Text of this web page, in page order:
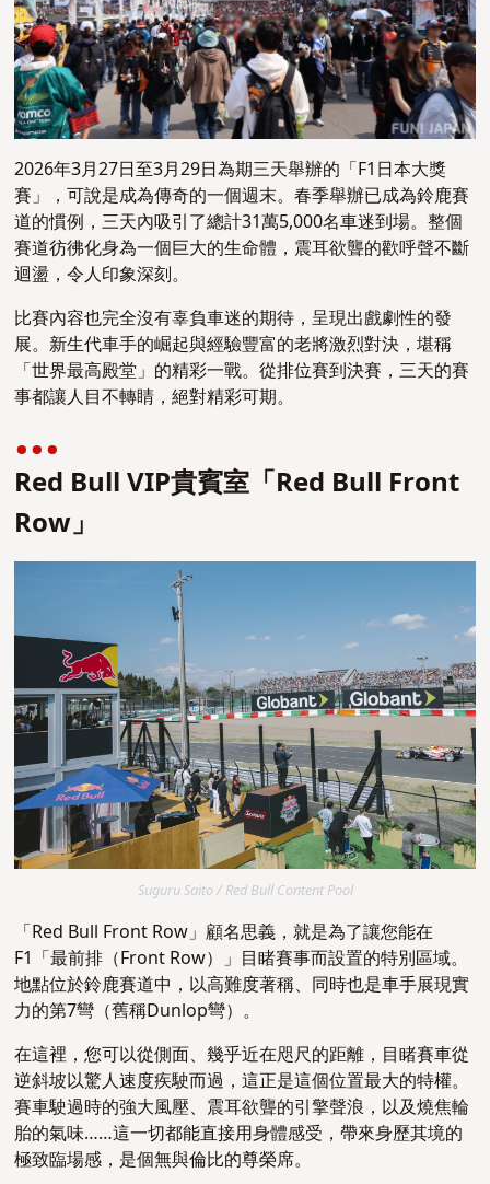
2026年3月27日至3月29日為期三天舉辦的「F1日本大獎
賽」，可說是成為傳奇的一個週末。春季舉辦已成為鈴鹿賽
道的慣例，三天內吸引了總計31萬5,000名車迷到場。整個
賽道彷彿化身為一個巨大的生命體，震耳欲聾的歡呼聲不斷
迴盪，令人印象深刻。
比賽內容也完全沒有辜負車迷的期待，呈現出戲劇性的發
展。新生代車手的崛起與經驗豐富的老將激烈對決，堪稱
「世界最高殿堂」的精彩一戰。從排位賽到決賽，三天的賽
事都讓人目不轉睛，絕對精彩可期。
Red Bull VIP貴賓室「Red Bull Front
Row」
Suguru Saito / Red Bull Content Pool
「Red Bull Front Row」顧名思義，就是為了讓您能在
F1「最前排（Front Row）」目睹賽事而設置的特別區域。
地點位於鈴鹿賽道中，以高難度著稱、同時也是車手展現實
力的第7彎（舊稱Dunlop彎）。
在這裡，您可以從側面、幾乎近在咫尺的距離，目睹賽車從
逆斜坡以驚人速度疾駛而過，這正是這個位置最大的特權。
賽車駛過時的強大風壓、震耳欲聾的引擎聲浪，以及燒焦輪
胎的氣味……這一切都能直接用身體感受，帶來身歷其境的
極致臨場感，是個無與倫比的尊榮席。